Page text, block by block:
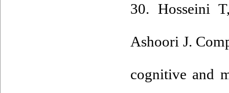
30. Hosseini
Ashoori J.
cognitive and